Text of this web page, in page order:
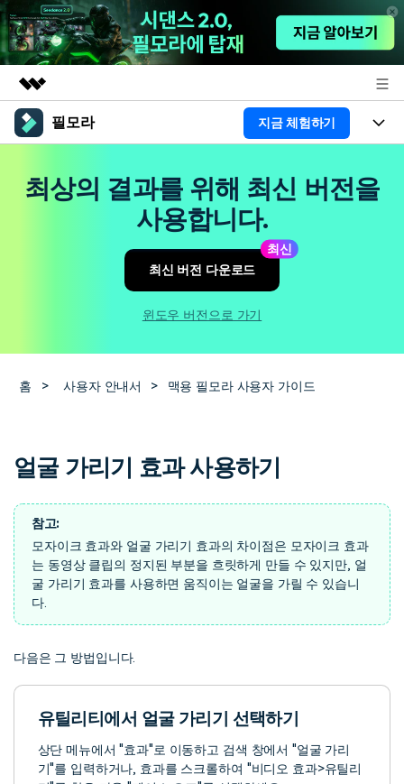
주요 제품
유틸리티
필모라 지금 체험하기
고객 지원
더 알아보기
가격
검색
최상의 결과를 위해 최신 버전을
사용합니다.
최신
최신 버전 다운로드
윈도우 버전으로 가기
홈 > 사용자 안내서 > 맥용 필모라 사용자 가이드
얼굴 가리기 효과 사용하기
참고:
모자이크 효과와 얼굴 가리기 효과의 차이점은 모자이크 효과
는 동영상 클립의 정지된 부분을 흐릿하게 만들 수 있지만, 얼
굴 가리기 효과를 사용하면 움직이는 얼굴을 가릴 수 있습니
다.
다음은 그 방법입니다.
유틸리티에서 얼굴 가리기 선택하기
상단 메뉴에서 "효과"로 이동하고 검색 창에서 "얼굴 가리
기"를 입력하거나, 효과를 스크롤하여 "비디오 효과>유틸리